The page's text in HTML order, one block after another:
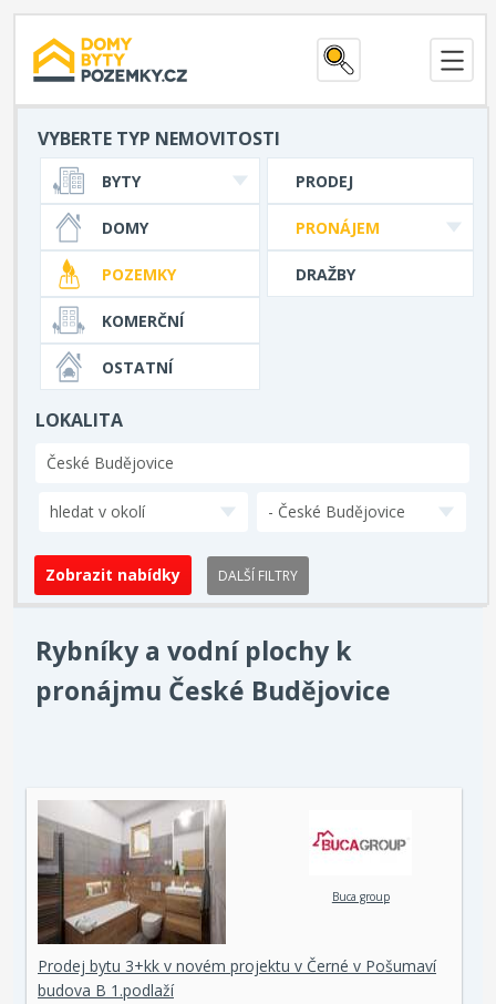
VYBERTE TYP NEMOVITOSTI
PRODEJ
PRONÁJEM
DRAŽBY
BYTY
DOMY
POZEMKY
KOMERČNÍ
OSTATNÍ
LOKALITA
hledat v okolí - České Budějovice
DALŠÍ FILTRY
Rybníky a vodní plochy k
pronájmu České Budějovice
Buca group
Prodej bytu 3+kk v novém projektu v Černé v Pošumaví
budova B 1.podlaží